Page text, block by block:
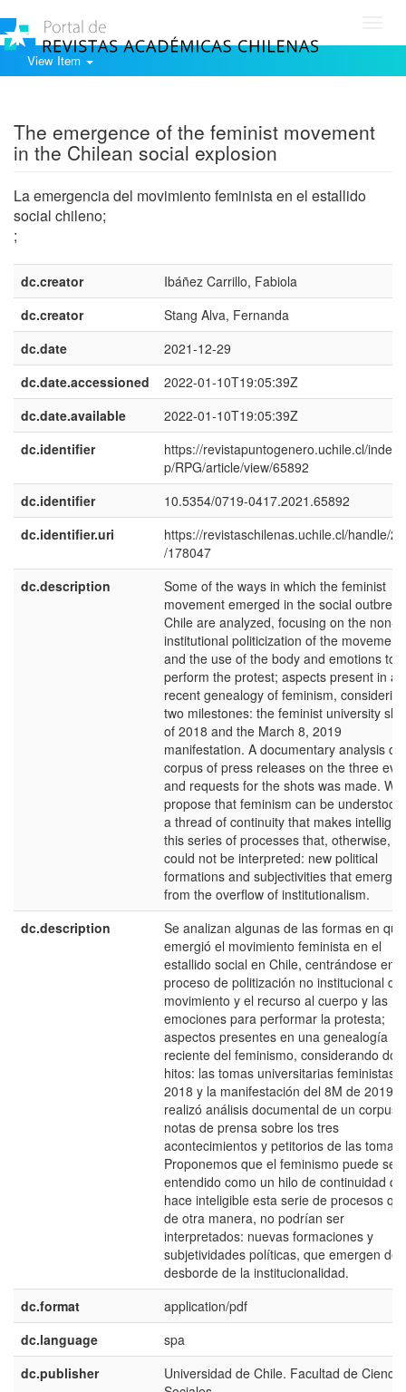
View Item
The emergence of the feminist movement
in the Chilean social explosion
La emergencia del movimiento feminista en el estallido
social chileno;
;
dc.creator
Ibáñez Carrillo, Fabiola
dc.creator
Stang Alva, Fernanda
dc.date
2021-12-29
dc.date.accessioned
2022-01-10T19:05:39Z
dc.date.available
2022-01-10T19:05:39Z
dc.identifier
https://revistapuntogenero.uchile.cl/
p/RPG/article/view/65892
dc.identifier
10.5354/0719-0417.2021.65892
dc.identifier.uri
https://revistaschilenas.uchile.cl/handle/
/178047
dc.description
Some of the ways in which the feminist
movement emerged in the social
Chile are analyzed, focusing on the non-
institutional politicization of the movement
and the use of the body and emotions to
perform the protest; aspects present in a
recent genealogy of feminism, considering
two milestones: the feminist university
of 2018 and the March 8, 2019
manifestation. A documentary analysis of
corpus of press releases on the three
and requests for the shots was made. We
propose that feminism can be
a thread of continuity that makes
this series of processes that, otherwise,
could not be interpreted: new political
formations and subjectivities that emerge
from the overflow of institutionalism.
dc.description
Se analizan algunas de las formas en que
emergió el movimiento feminista en el
estallido social en Chile, centrándose en
proceso de politización no institucional del
movimiento y el recurso al cuerpo y las
emociones para performar la protesta;
aspectos presentes en una genealogía
reciente del feminismo, considerando dos
hitos: las tomas universitarias feministas
2018 y la manifestación del 8M de 2019.
realizó análisis documental de un corpus
notas de prensa sobre los tres
acontecimientos y petitorios de las tomas.
Proponemos que el feminismo puede ser
entendido como un hilo de continuidad
hace inteligible esta serie de procesos
de otra manera, no podrían ser
interpretados: nuevas formaciones y
subjetividades políticas, que emergen del
desborde de la institucionalidad.
dc.format
application/pdf
dc.language
spa
dc.publisher
Universidad de Chile. Facultad de